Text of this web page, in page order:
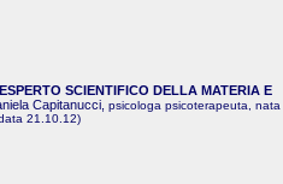
SCIENTIFICO DELLA MATERIA E
Capitanucci, psicologa psicoterapeuta, nata
21.10.12)